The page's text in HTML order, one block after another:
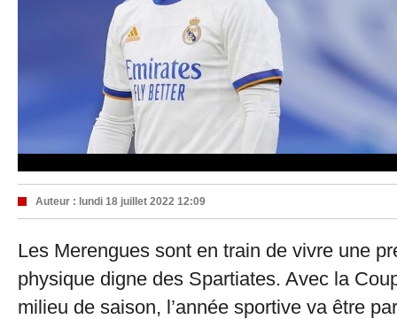
Auteur : lundi 18 juillet 2022 12:09
Les Merengues sont en train de vivre une
physique digne des Spartiates. Avec la
milieu de saison, l’année sportive va être